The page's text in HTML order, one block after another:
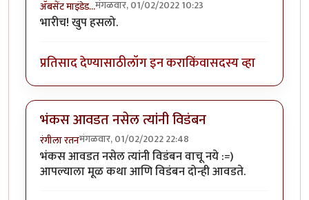
ॲबसेंट माइंडेड…मंगळवार, 01/02/2022 10:23
भारीच! खुप हसलो.
प्रतिसाद देण्यासाठीलॉग इन कराकिंवासदस्य व्हा
भंकस आवडत नसेल त्यांनी विडंबन
रंगीला रतनमंगळवार, 01/02/2022 22:48
भंकस आवडत नसेल त्यांनी विडंबन वाचू नये :=)
आपल्याला मूळ कथा आणि विडंबन दोन्ही आवडते.